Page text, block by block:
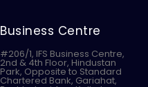
d
i
n
b
e
Business Centre
#206/1, IFS Business Centre,
2nd & 4th Floor, Hindustan
Park, Opposite to Standard
Chartered Bank, Gariahat,